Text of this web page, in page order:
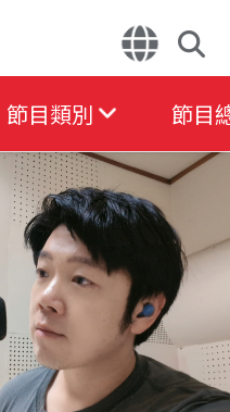
節目類別 節目